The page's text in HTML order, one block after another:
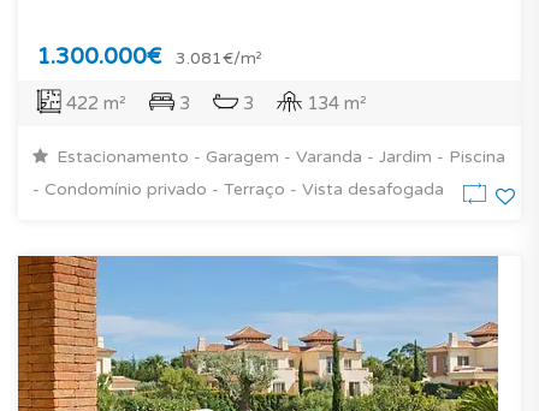
1.300.000€ 3.081€/m²
422 m² 3 3 134 m²
Estacionamento - Garagem - Varanda - Jardim - Piscina
- Condomínio privado - Terraço - Vista desafogada